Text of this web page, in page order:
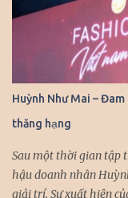
bạn bè thế giới những
Việt Nam. Với khả
gặp với hình ảnh
mà người đẹp có dịp
được nhận xét ngày
quan tâm của công
Nàng hậu chọn váy
cuốn hút. Cô khéo léo
Huỳnh Như Mai –
thăng hạng
Sau một thời gian tập
hậu doanh nhân
giải trí. Sự xuất hiện